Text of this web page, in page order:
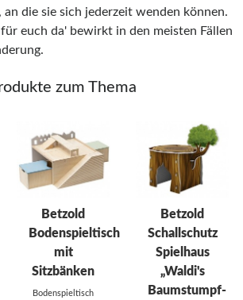
, an die sie sich jederzeit wenden können.
für euch da' bewirkt in den meisten Fällen
zum Thema
Betzold
Bodenspieltisch
mit
Sitzbänken
Bodenspieltisch
Betzold
Schallschutz
Spielhaus
„Waldi's
Baumstumpf-